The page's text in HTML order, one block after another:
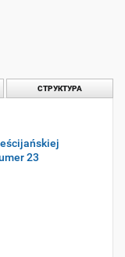
СТРУКТУРА
23